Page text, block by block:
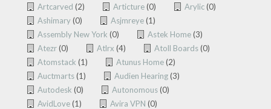
Artcarved (2) Articture(0) Arylic(0)
Ashimary(0) Asjmreye(1)
Assembly New York (0) Astek Home(3)
Atezr(0) Atlrx (4) Atoll Boards(0)
Atomstack (1) Atunus Home(2)
Auctmarts(1) Audien Hearing(3)
Autodesk (0) Autonomous(0)
AvidLove(1) Avira VPN (0)